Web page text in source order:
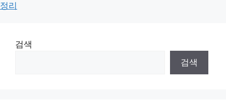
정리
검색
검색